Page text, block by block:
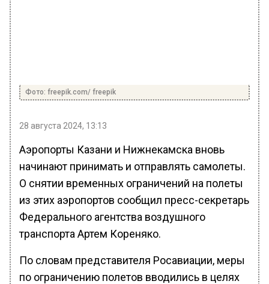
Фото: freepik.com/ freepik
28 августа 2024, 13:13
Аэропорты Казани и Нижнекамска вновь
начинают принимать и отправлять самолеты.
О снятии временных ограничений на полеты
из этих аэропортов сообщил пресс-секретарь
Федерального агентства воздушного
транспорта Артем Кореняко.
По словам представителя Росавиации, меры
по ограничению полетов вводились в целях